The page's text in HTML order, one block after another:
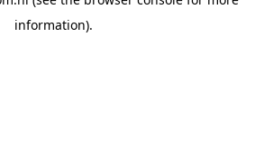
information).